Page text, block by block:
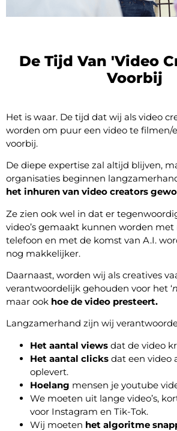
De Tijd Van 'video
Voorbij
Het is waar. De tijd dat wij als video
worden om puur een video te filmen/
voorbij.
De diepe expertise zal altijd blijven,
organisaties beginnen
het inhuren van video creators
Ze zien ook wel in dat er
video’s gemaakt kunnen worden
telefoon en met de komst van A.I.
nog makkelijker.
Daarnaast, worden wij als creatives
verantwoordelijk gehouden voor het ‘
maar ook hoe de video presteert.
Langzamerhand zijn wij
Het aantal views dat de video
Het aantal clicks dat een video
oplevert.
Hoelang mensen je youtube
We moeten uit lange video’s,
voor Instagram en Tik-Tok.
Wij moeten het algoritme